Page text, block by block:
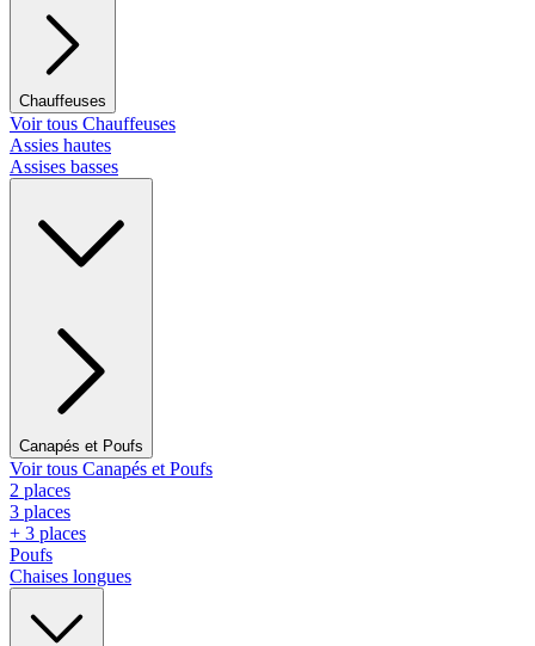
Chauffeuses
Voir tous Chauffeuses
Assies hautes
Assises basses
Canapés et Poufs
Voir tous Canapés et Poufs
2 places
3 places
+ 3 places
Poufs
Chaises longues